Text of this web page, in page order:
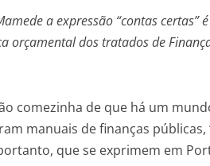
a expressão “contas certas”
orçamental dos tratados de
comezinha de que há um
manuais de finanças públicas,
que se exprimem em